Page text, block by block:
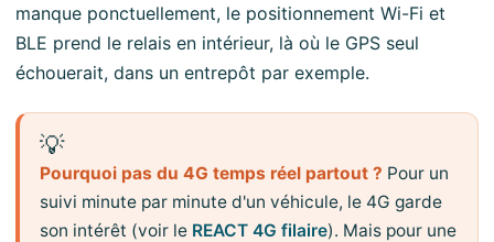
manque ponctuellement, le positionnement Wi-Fi et
BLE prend le relais en intérieur, là où le GPS seul
échouerait, dans un entrepôt par exemple.
💡
Pourquoi pas du 4G temps réel partout ? Pour un
suivi minute par minute d'un véhicule, le 4G garde
son intérêt (voir le REACT 4G filaire). Mais pour une